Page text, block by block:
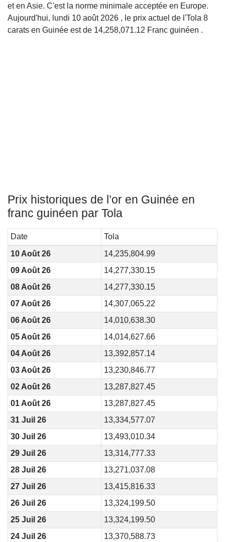
et en Asie. C'est la norme minimale acceptée en Europe.
Aujourd'hui, lundi 10 août 2026 , le prix actuel de l'Tola 8
carats en Guinée est de 14,258,071.12 Franc guinéen .
Prix historiques de l’or en Guinée en
franc guinéen par Tola
Date
Tola
10 Août 26
14,235,804.99
09 Août 26
14,277,330.15
08 Août 26
14,277,330.15
07 Août 26
14,307,065.22
06 Août 26
14,010,638.30
05 Août 26
14,014,627.66
04 Août 26
13,392,857.14
03 Août 26
13,230,846.77
02 Août 26
13,287,827.45
01 Août 26
13,287,827.45
31 Juil 26
13,334,577.07
30 Juil 26
13,493,010.34
29 Juil 26
13,314,777.33
28 Juil 26
13,271,037.08
27 Juil 26
13,415,816.33
26 Juil 26
13,324,199.50
25 Juil 26
13,324,199.50
24 Juil 26
13,370,588.73